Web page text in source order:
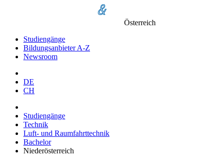
Österreich
Studiengänge
Bildungsanbieter A-Z
Newsroom
DE
CH
Studiengänge
Technik
Luft- und Raumfahrttechnik
Bachelor
Niederösterreich